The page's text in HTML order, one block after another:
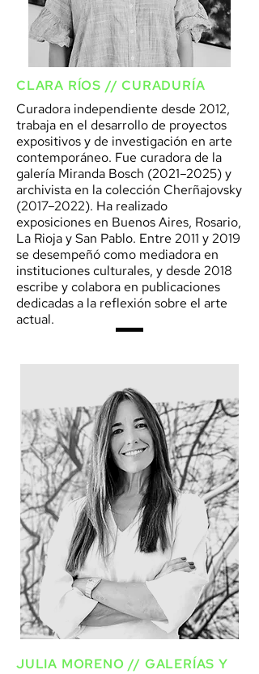
CLARA RÍOS // CURADURÍA
Curadora independiente desde 2012,
trabaja en el desarrollo de proyectos
expositivos y de investigación en arte
contemporáneo. Fue curadora de la
galería Miranda Bosch (2021–2025) y
archivista en la colección Cherñajovsky
(2017–2022). Ha realizado
exposiciones en Buenos Aires, Rosario,
La Rioja y San Pablo. Entre 2011 y 2019
se desempeñó como mediadora en
instituciones culturales, y desde 2018
escribe y colabora en publicaciones
dedicadas a la reflexión sobre el arte
actual.
JULIA MORENO // GALERÍAS Y